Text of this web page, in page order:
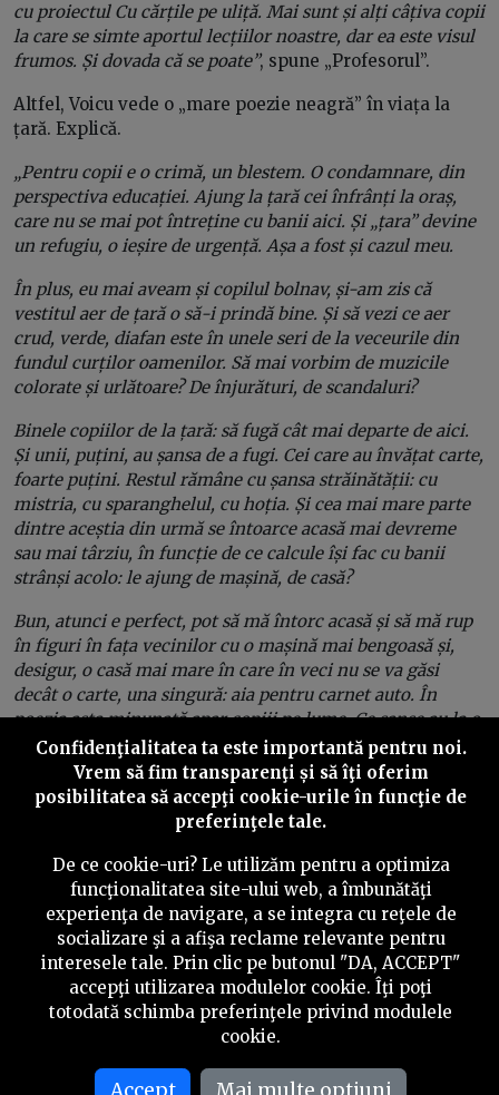
cu proiectul Cu cărțile pe uliță. Mai sunt și alți câțiva copii
la care se simte aportul lecțiilor noastre, dar ea este visul
frumos. Și dovada că se poate”, spune „Profesorul”.
Altfel, Voicu vede o „mare poezie neagră” în viața la
țară. Explică.
„Pentru copii e o crimă, un blestem. O condamnare, din
perspectiva educației. Ajung la țară cei înfrânți la oraș,
care nu se mai pot întreține cu banii aici. Și „țara” devine
un refugiu, o ieșire de urgență. Așa a fost și cazul meu.
În plus, eu mai aveam și copilul bolnav, și-am zis că
vestitul aer de țară o să-i prindă bine. Și să vezi ce aer
crud, verde, diafan este în unele seri de la veceurile din
fundul curților oamenilor. Să mai vorbim de muzicile
colorate și urlătoare? De înjurături, de scandaluri?
Binele copiilor de la țară: să fugă cât mai departe de aici.
Și unii, puțini, au șansa de a fugi. Cei care au învățat carte,
foarte puțini. Restul rămâne cu șansa străinătății: cu
mistria, cu sparanghelul, cu hoția. Și cea mai mare parte
dintre aceștia din urmă se întoarce acasă mai devreme
sau mai târziu, în funcție de ce calcule își fac cu banii
strânși acolo: le ajung de mașină, de casă?
Bun, atunci e perfect, pot să mă întorc acasă și să mă rup
în figuri în fața vecinilor cu o mașină mai bengoasă și,
desigur, o casă mai mare în care în veci nu se va găsi
decât o carte, una singură: aia pentru carnet auto. În
poezia asta minunată apar copiii pe lume. Ce șanse au la o
viață demnă? Zero. Mă rog, ar fi o șansă – norocul, adică
întâmplarea unei gene bune și a unui dascăl bun”, crede
Voicu.
Confidenţialitatea ta este importantă pentru noi.
Vrem să fim transparenţi și să îţi oferim
posibilitatea să accepţi cookie-urile în funcţie de
preferinţele tale.
De ce cookie-uri? Le utilizăm pentru a optimiza
funcţionalitatea site-ului web, a îmbunătăţi
experienţa de navigare, a se integra cu reţele de
socializare şi a afişa reclame relevante pentru
interesele tale. Prin clic pe butonul "DA, ACCEPT"
accepţi utilizarea modulelor cookie. Îţi poţi
totodată schimba preferinţele privind modulele
cookie.